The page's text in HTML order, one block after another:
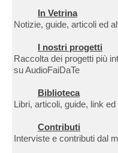
In Vetrina
Notizie, guide, articoli ed
I nostri progetti
Raccolta dei progetti più
su AudioFaiDaTe
Biblioteca
Libri, articoli, guide, link
Contributi
Interviste e contributi dal